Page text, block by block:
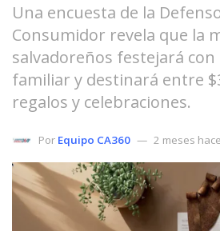
Una encuesta de la
Consumidor revela que la
salvadoreños festejará
familiar y destinará entre
regalos y celebraciones.
Por Equipo CA360 2 meses hace